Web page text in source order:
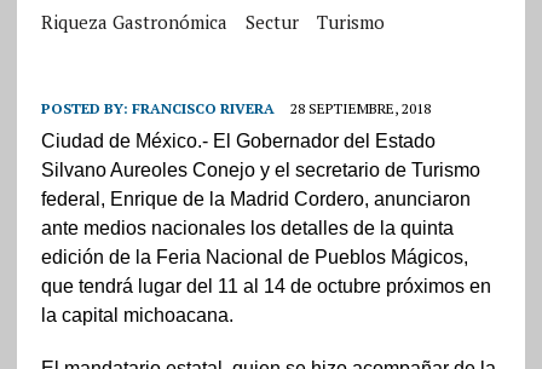
Riqueza Gastronómica
Sectur Turismo
POSTED BY: FRANCISCO RIVERA 28 SEPTIEMBRE, 2018
Ciudad de México.- El Gobernador del Estado
Silvano Aureoles Conejo y el secretario de Turismo
federal, Enrique de la Madrid Cordero, anunciaron
ante medios nacionales los detalles de la quinta
edición de la Feria Nacional de Pueblos Mágicos,
que tendrá lugar del 11 al 14 de octubre próximos en
la capital michoacana.